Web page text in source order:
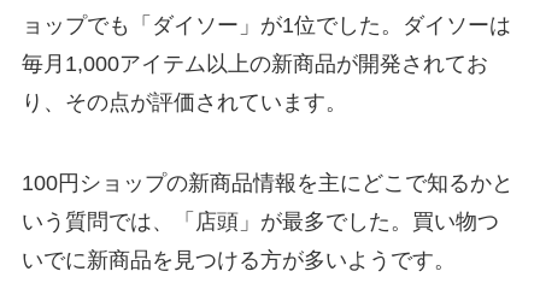
ョップでも「ダイソー」が1位でした。ダイソーは
毎月1,000アイテム以上の新商品が開発されてお
り、その点が評価されています。
100円ショップの新商品情報を主にどこで知るかと
いう質問では、「店頭」が最多でした。買い物つ
いでに新商品を見つける方が多いようです。